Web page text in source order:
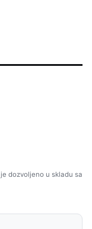
dozvoljeno u skladu sa